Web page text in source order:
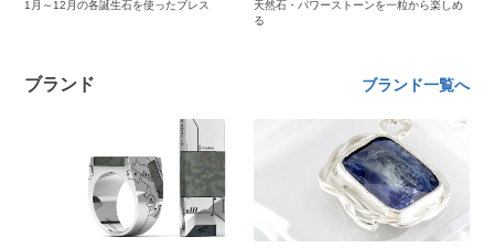
1月～12月の各誕生石を使ったブレス
天然石・パワーストーンを一粒から楽しめ
る
ブランド ブランド一覧へ